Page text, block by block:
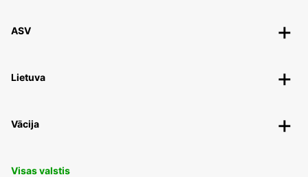
ASV
Lietuva
Vācija
Visas valstis